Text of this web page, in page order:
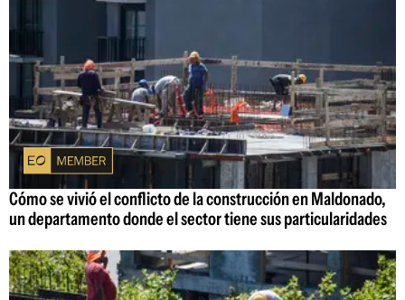
Cómo se vivió el conflicto de la construcción en Maldonado,
un departamento donde el sector tiene sus particularidades